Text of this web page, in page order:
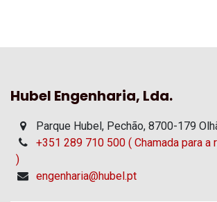
Hubel Engenharia, Lda.
Parque Hubel, Pechão, 8700-179
+351 289 710 500 ( Chamada para a
)
engenharia@hubel.pt